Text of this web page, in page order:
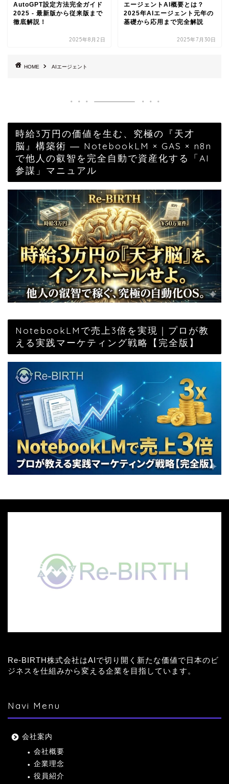
AutoGPT設定方法完全ガイド
2025 - 最新版から従来版まで
徹底解説！
2025年8月2日
エージェントAI概要とは？
2025年AIエージェント元年の
基礎から応用まで完全解説
2025年7月30日
HOME AIエージェント
時給3万円の価値を生む、究極の『天才
脳』構築術 ― NotebookLM × GAS × n8n
で他人の叡智を完全自動で資産化する「AI
参謀」マニュアル
NotebookLMで売上3倍を実現｜プロが教
える実践マーケティング戦略【完全版】
Re-BIRTH株式会社はAIで切り開く新たな価値で日本のビ
ジネスを仕組みから変える企業を目指しています。
Navi Menu
会社案内
会社概要
企業理念
役員紹介